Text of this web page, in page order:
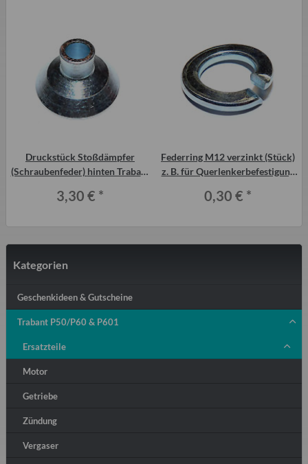
Druckstück Stoßdämpfer
(Schraubenfeder) hinten Trabant
3,30 € *
Federring M12 verzinkt (Stück)
z. B. für Querlenkerbefestigung
0,30 € *
Kategorien
Geschenkideen & Gutscheine
Trabant P50/P60 & P601
Ersatzteile
Motor
Getriebe
Zündung
Vergaser